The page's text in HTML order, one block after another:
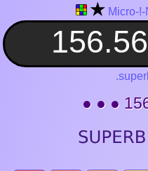
★ Micro-
● ● ●